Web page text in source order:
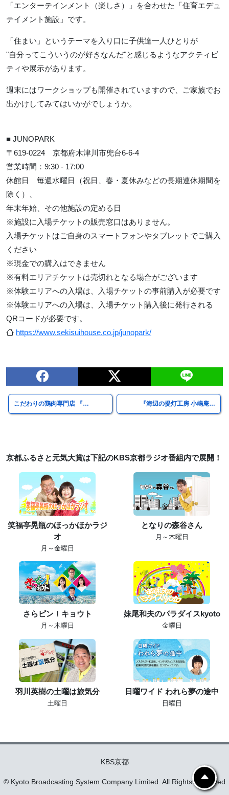
「エンターテインメント（楽しさ）」を合わせた「住育エデュ
テイメント施設」です。
「住まい」というテーマを入り口に子供達一人ひとりが
"自分ってこういうのが好きなんだ"と感じるようなアクティビ
ティや展示があります。
週末にはワークショップも開催されていますので、ご家族でお
出かけしてみてはいかがでしょうか。
■ JUNOPARK
〒619-0224 京都府木津川市兜台6-6-4
営業時間：9:30 - 17:00
休館日 毎週水曜日（祝日、春・夏休みなどの長期連休期間を
除く）、
年末年始、その他施設の定める日
※施設に入場チケットの販売窓口はありません。
入場チケットはご自身のスマートフォンやタブレットでご購入
ください
※現金での購入はできません
※有料エリアチケットは売切れとなる場合がございます
※体験エリアへの入場は、入場チケットの事前購入が必要です
※体験エリアへの入場は、入場チケット購入後に発行される
QRコードが必要です。
https://www.sekisuihouse.co.jp/junopark/
こだわりの鶏肉専門店 『… 『海辺の提灯工房 小嶋庵…
京都ふるさと元気大賞は下記のKBS京都ラジオ番組内で展開！
笑福亭晃瓶のほっかほかラジ
オ
月～金曜日
となりの森谷さん
月～木曜日
さらピン！キョウト
月～木曜日
妹尾和夫のパラダイスkyoto
金曜日
羽川英樹の土曜は旅気分
土曜日
日曜ワイド われら夢の途中
日曜日
KBS京都
© Kyoto Broadcasting System Company Limited. All Rights Reserved